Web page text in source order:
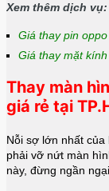
Xem thêm dịch vụ:
Giá thay pin
Giá thay mặt
Thay màn
giá rẻ tại
Nỗi sợ lớn nhất
phải vỡ nứt màn
này, đừng ngần